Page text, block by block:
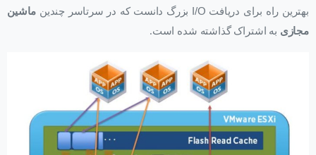
بهترین راه برای دریافت I/O بزرگ دانست که در سرتاسر چندین ماشین
مجازی به اشتراک گذاشته شده است.